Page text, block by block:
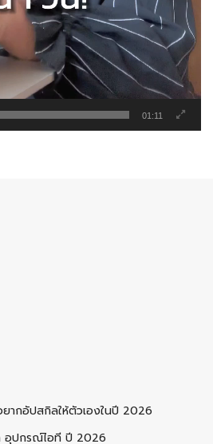
01:11
ยากอัปสกิลให้ตัวเองในปี 2026
อุปกรณ์ไอที ปี 2026